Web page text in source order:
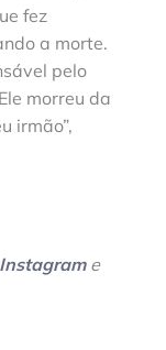
fez
a morte.
pelo
morreu da
irmão”,
Instagrame